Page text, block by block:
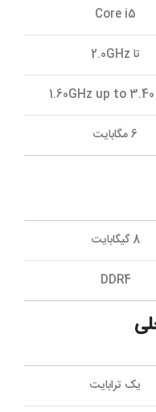
Core i5
تا 2.0GHz
1.60GHz up to
6 مگابایت
8 گیگابایت
DDR4
یک ترابایت